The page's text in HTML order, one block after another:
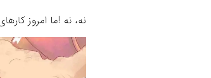
نه‌، نه‌ !ما امروز